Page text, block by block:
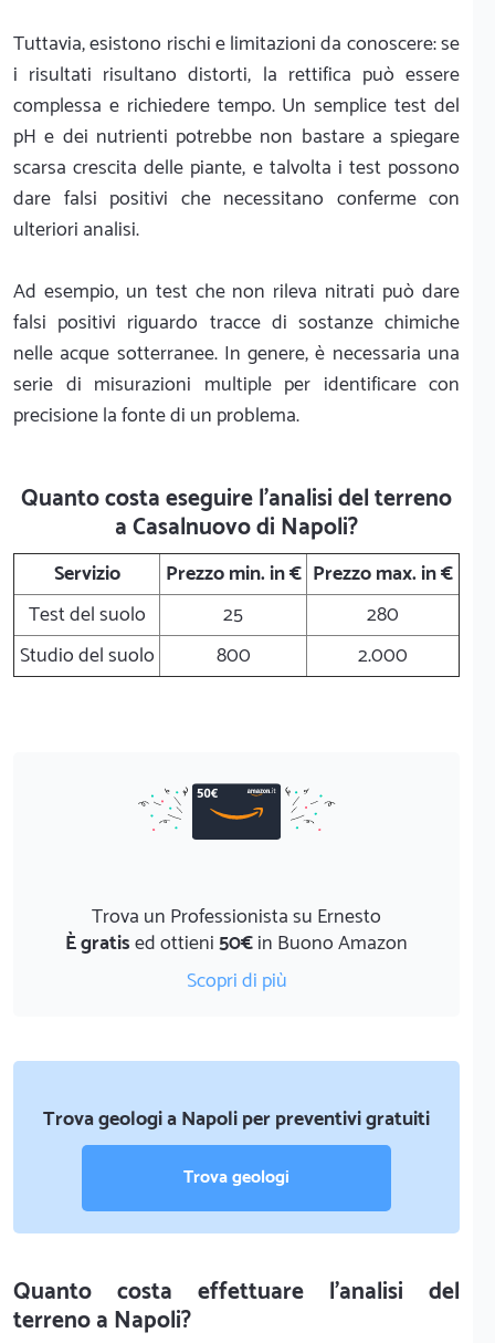
Tuttavia, esistono rischi e limitazioni da conoscere: se
i risultati risultano distorti, la rettifica può essere
complessa e richiedere tempo. Un semplice test del
pH e dei nutrienti potrebbe non bastare a spiegare
scarsa crescita delle piante, e talvolta i test possono
dare falsi positivi che necessitano conferme con
ulteriori analisi.
Ad esempio, un test che non rileva nitrati può dare
falsi positivi riguardo tracce di sostanze chimiche
nelle acque sotterranee. In genere, è necessaria una
serie di misurazioni multiple per identificare con
precisione la fonte di un problema.
Quanto costa eseguire l'analisi del terreno
a Casalnuovo di Napoli?
Servizio Prezzo min. in € Prezzo max. in €
Test del suolo
25
280
Studio del suolo
800 2.000
Trova un Professionista su Ernesto
È gratised ottieni50€in Buono Amazon
Scopri di più
Trova geologi a Napoli per preventivi gratuiti
Trova geologi
Quanto costa effettuare l'analisi del
terreno a Napoli?